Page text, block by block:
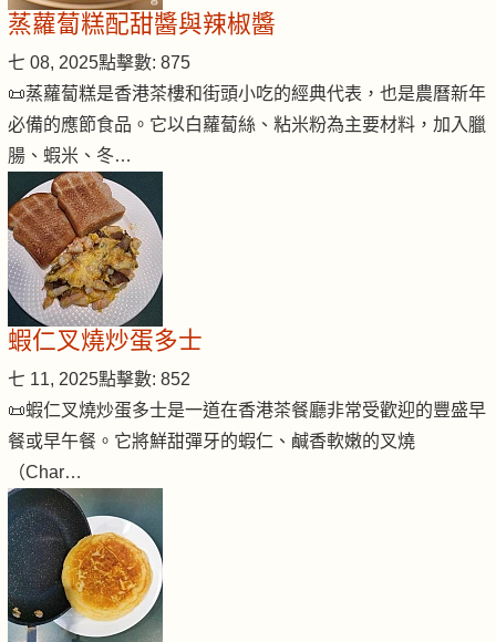
蒸蘿蔔糕配甜醬與辣椒醬
七 08, 2025點擊數: 875
📜蒸蘿蔔糕是香港茶樓和街頭小吃的經典代表，也是農曆新年
必備的應節食品。它以白蘿蔔絲、粘米粉為主要材料，加入臘
腸、蝦米、冬…
蝦仁叉燒炒蛋多士
七 11, 2025點擊數: 852
📜蝦仁叉燒炒蛋多士是一道在香港茶餐廳非常受歡迎的豐盛早
餐或早午餐。它將鮮甜彈牙的蝦仁、鹹香軟嫩的叉燒
（Char…